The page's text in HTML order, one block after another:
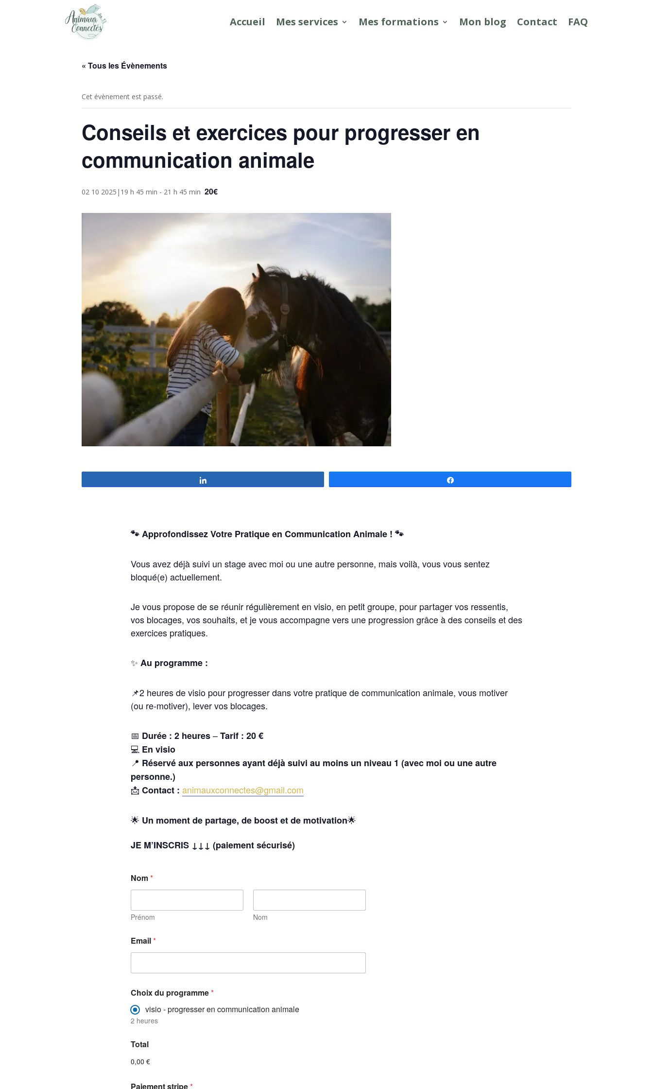
Accueil Mes services Mes formations Mon blog Contact FAQ
« Tous les Évènements
Cet évènement est passé.
Conseils et exercices pour progresser en
communication animale
02 10 2025|19 h 45 min - 21 h 45 min 20€
🐾 Approfondissez Votre Pratique en Communication Animale ! 🐾
Vous avez déjà suivi un stage avec moi ou une autre personne, mais voilà, vous vous sentez
bloqué(e) actuellement.
Je vous propose de se réunir régulièrement en visio, en petit groupe, pour partager vos ressentis,
vos blocages, vos souhaits, et je vous accompagne vers une progression grâce à des conseils et des
exercices pratiques.
✨ Au programme :
📌2 heures de visio pour progresser dans votre pratique de communication animale, vous motiver
(ou re-motiver), lever vos blocages.
📅 Durée : 2 heures–Tarif : 20 €
💻 En visio
📍 Réservé aux personnes ayant déjà suivi au moins un niveau 1 (avec moi ou une autre
personne.)
📩 Contact : animauxconnectes@gmail.com
🌟 Un moment de partage, de boost et de motivation🌟
JE M’INSCRIS ↓↓↓ (paiement sécurisé)
Nom*
Prénom Nom
Email*
Choix du programme*
visio - progresser en communication animale
2 heures
Total
0,00 €
Paiement stripe*